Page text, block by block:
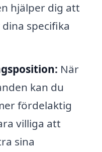
hjälper dig att
specifika
När
kan du
fördelaktig
villiga att
sina